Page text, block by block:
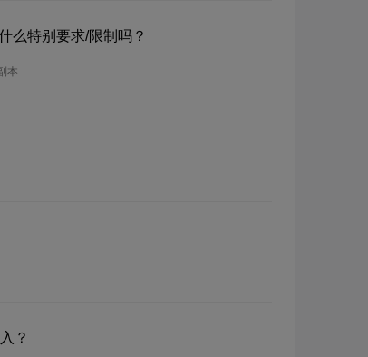
么特别要求/限制吗？
本
？